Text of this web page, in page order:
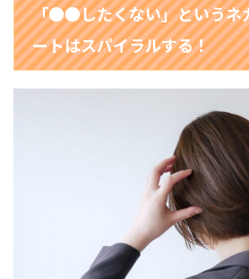
「●●したくない」というネ
ートはスパイラルする！